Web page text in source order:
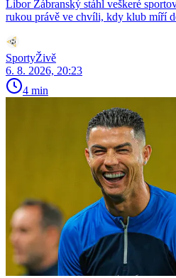
Libor Zábranský stáhl veškeré
rukou právě ve chvíli, kdy klub míří
SportyŽivě
6. 8. 2026, 20:23
4 min